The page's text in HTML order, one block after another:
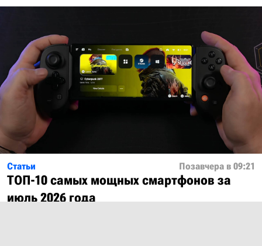
Статьи Позавчера в 09:21
ТОП-10 самых мощных смартфонов за
июль 2026 года